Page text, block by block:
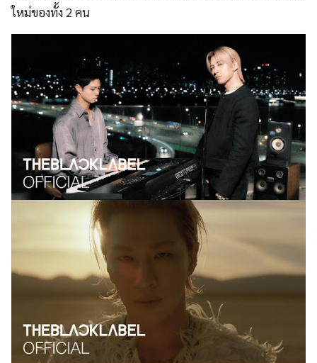
ใหม่ของทั้ง 2 คน